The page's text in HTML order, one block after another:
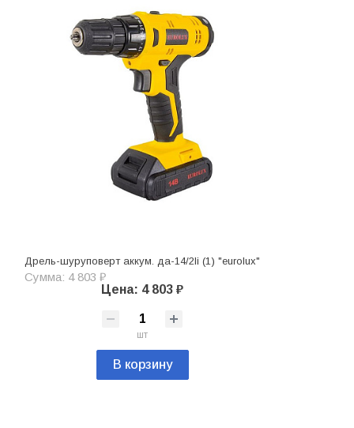
Дрель-шуруповерт аккум. да-14/2li (1) "eurolux"
Сумма: 4 803 ₽
Цена: 4 803 ₽
шт
В корзину